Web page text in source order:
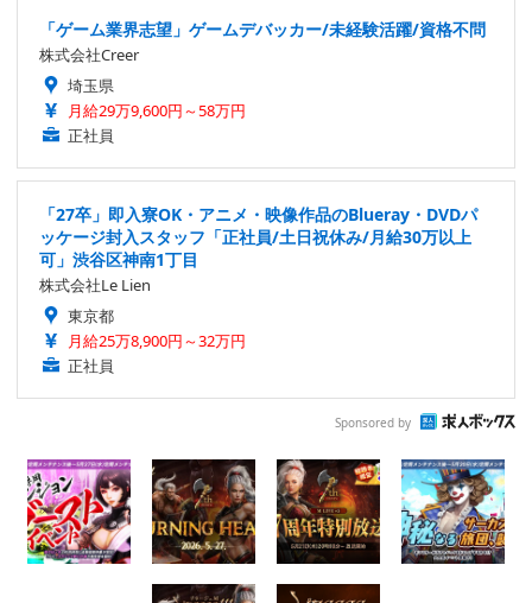
「ゲーム業界志望」ゲームデバッカー/未経験活躍/資格不問
株式会社Creer
埼玉県
月給29万9,600円～58万円
正社員
「27卒」即入寮OK・アニメ・映像作品のBlueray・DVDパ
ッケージ封入スタッフ「正社員/土日祝休み/月給30万以上
可」渋谷区神南1丁目
株式会社Le Lien
東京都
月給25万8,900円～32万円
正社員
Sponsored by